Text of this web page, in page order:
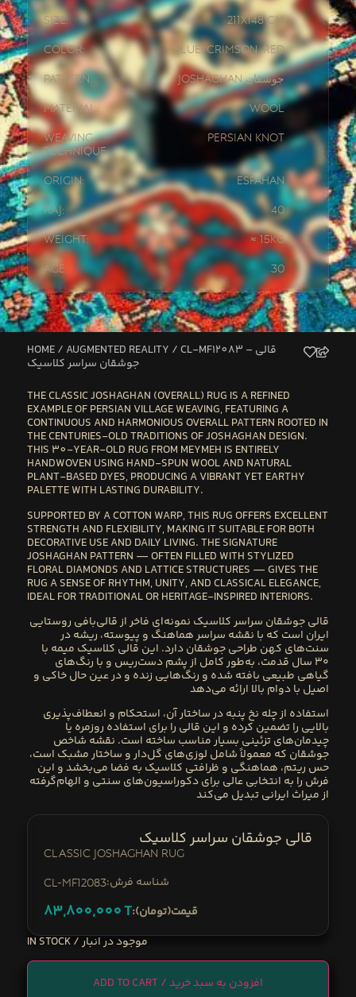
Size: 148 CM
211x
Color: Blue, Crimson, Red
Pattern: Joshaghan جوشقان
Material: Wool
Weaving
Technique:
Persian knot
Origin: Esfahan
Raj: 40
Weight: ≈ 15kg
Age: 30
HOME/ AUGMENTED REALITY / CL-MF12083 – قالی
جوشقان سراسر کلاسیک
THECLASSIC JOSHAGHAN (OVERALL) RUG IS A REFINED
EXAMPLE OF PERSIAN VILLAGE WEAVING, FEATURING A
CONTINUOUS AND HARMONIOUSOVERALL PATTERN ROOTED IN
THE CENTURIES-OLD TRADITIONS OF JOSHAGHAN DESIGN.
THIS 30-YEAR-OLD RUG FROM MEYMEH IS ENTIRELY
HANDWOVEN USING HAND-SPUN WOOLAND NATURAL
PLANT-BASED DYES, PRODUCING A VIBRANT YET EARTHY
PALETTE WITH LASTING DURABILITY.
SUPPORTED BY ACOTTON WARP, THIS RUG OFFERS EXCELLENT
STRENGTH AND FLEXIBILITY, MAKING IT SUITABLE FOR BOTH
DECORATIVE USE AND DAILY LIVING. THE SIGNATURE
JOSHAGHAN PATTERN — OFTEN FILLED WITH STYLIZED
FLORAL DIAMONDS AND LATTICE STRUCTURES — GIVES THE
RUG A SENSE OF RHYTHM, UNITY, AND CLASSICAL ELEGANCE,
IDEAL FOR TRADITIONAL OR HERITAGE-INSPIRED INTERIORS.
قالی جوشقان سراسر کلاسیک نمونه‌ای فاخر از قالی‌بافی روستایی
ایران است که با نقشه سراسر هماهنگ و پیوسته، ریشه در
سنت‌های کهن طراحی جوشقان دارد. این قالی کلاسیک میمه با
۳۰ سال قدمت ، به‌طور کامل ازپشم دست‌ریس و با رنگ‌های
گیاهی طبیعی بافته شده و رنگ‌هایی زنده و در عین حال خاکی و
اصیل با دوام بالا ارائه می‌دهد
استفاده ازچله نخ پنبهدر ساختار آن، استحکام و انعطاف‌پذیری
بالایی را تضمین کرده و این قالی را برای استفاده روزمره یا
چیدمان‌های تزئینی بسیار مناسب ساخته است. نقشه شاخص
جوشقان که معمولاً شامل لوزی‌های گل‌دار و ساختار مشبک است،
حس ریتم، هماهنگی و ظرافتی کلاسیک به فضا می‌بخشد و این
فرش را به انتخابی عالی برای دکوراسیون‌های سنتی و الهام‌گرفته
از میراث ایرانی تبدیل می‌کند
قالی جوشقان سراسر کلاسیک
Classic Joshaghan Rug
CL-mf12083 :شناسه فرش
83,800,000T :قیمت(تومان)
IN STOCK
ADD TO CART